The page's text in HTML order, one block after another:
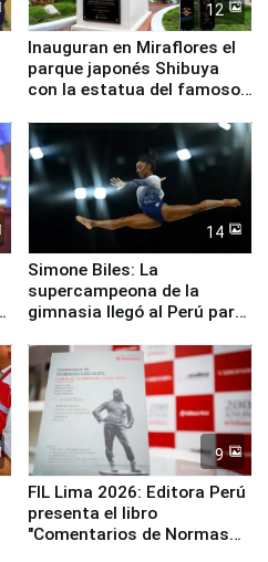
12
Inauguran en Miraflores el
parque japonés Shibuya
con la estatua del famoso
14
Simone Biles: La
supercampeona de la
gimnasia llegó al Perú para
Panamericanos Lima 2027
9
FIL Lima 2026: Editora Perú
presenta el libro
"Comentarios de Normas